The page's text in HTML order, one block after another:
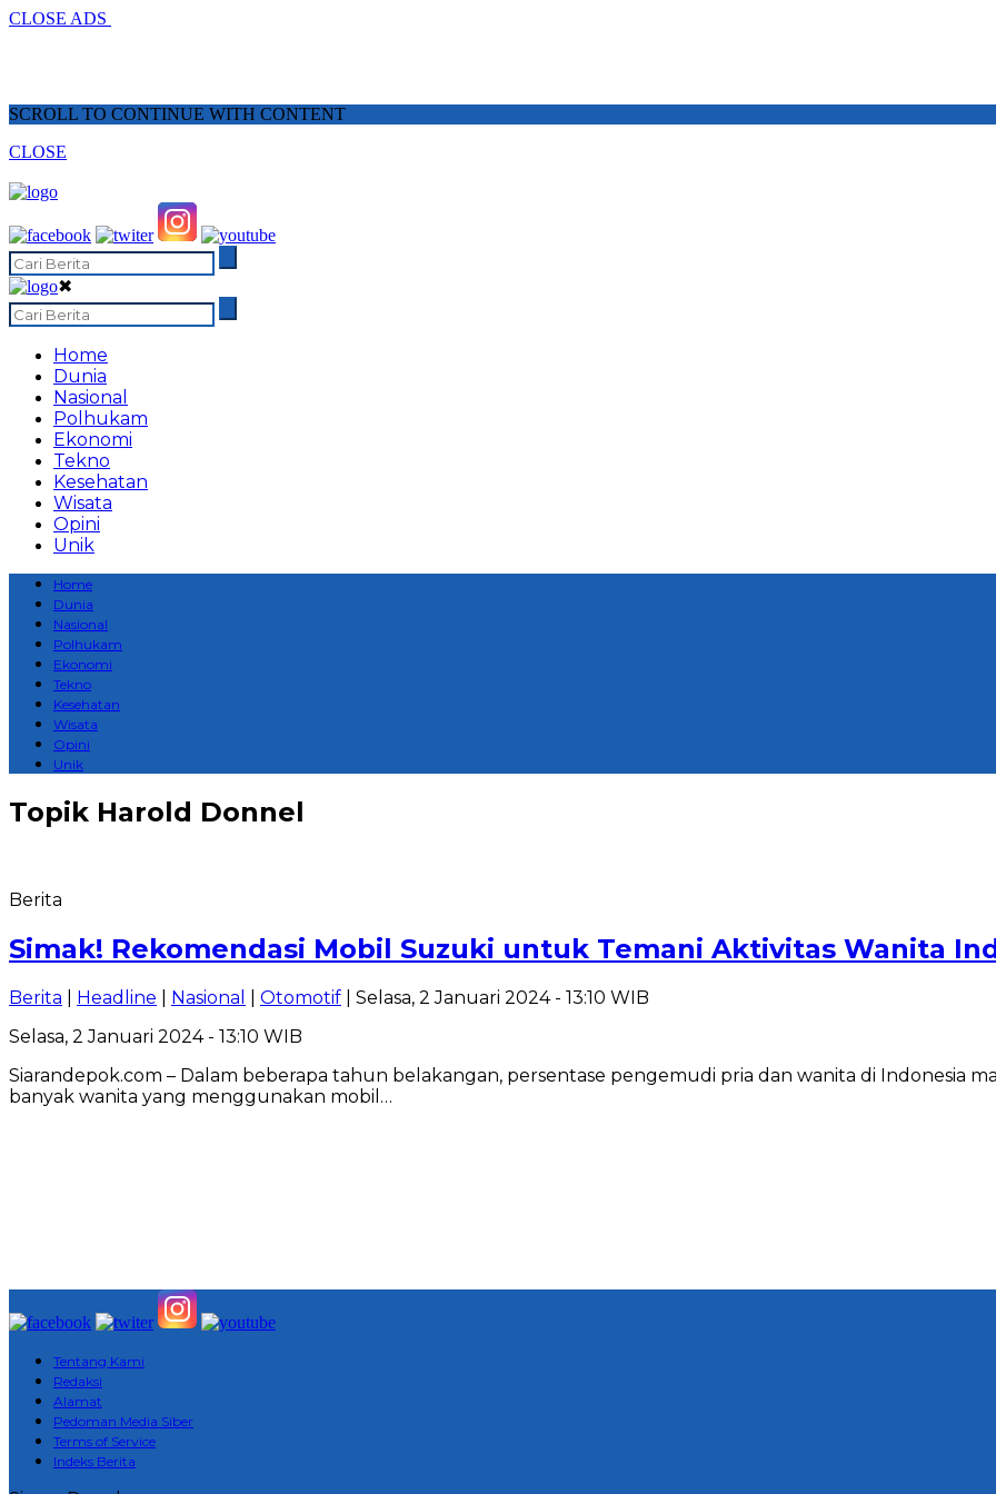
CLOSE ADS
SCROLL TO CONTINUE WITH CONTENT
CLOSE
✖
Home
Dunia
Nasional
Polhukam
Ekonomi
Tekno
Kesehatan
Wisata
Opini
Unik
Home
Dunia
Nasional
Polhukam
Ekonomi
Tekno
Kesehatan
Wisata
Opini
Unik
Topik Harold Donnel
Berita
Simak! Rekomendasi Mobil Suzuki untuk Temani Aktivitas Wanita
Berita Headline Nasional Otomotif | Selasa, 2 Januari 2024 - 13:10 WIB
Selasa, 2 Januari 2024 - 13:10 WIB
Siarandepok.com – Dalam beberapa tahun belakangan, persentase pengemudi pria dan wanita di Indonesia
banyak wanita yang menggunakan mobil…
Tentang Kami
Redaksi
Alamat
Pedoman Media Siber
Terms of Service
Indeks Berita